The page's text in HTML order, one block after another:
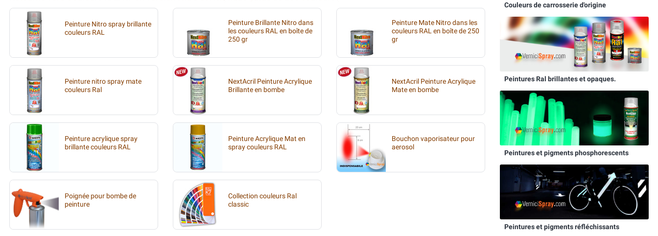
Peinture Nitro spray brillante
couleurs RAL
Peinture Brillante Nitro dans
les couleurs RAL en boîte de
250 gr
Peinture Mate Nitro dans les
couleurs RAL en boîte de 250
gr
Peinture nitro spray mate
couleurs Ral
NextAcril Peinture Acrylique
Brillante en bombe
NextAcril Peinture Acrylique
Mate en bombe
Peinture acrylique spray
brillante couleurs RAL
Peinture Acrylique Mat en
spray couleurs RAL
Bouchon vaporisateur pour
aerosol
Poignée pour bombe de
peinture
Collection couleurs Ral
classic
Couleurs de carrosserie d'origine
Peintures Ral brillantes et opaques.
Peintures et pigments phosphorescents
Peintures et pigments réfléchissants